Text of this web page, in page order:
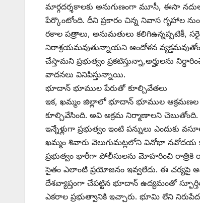
మార్గదర్శకాలకు అనుగుణంగా మూసీ, ఈసా
పేర్కొంటోంది. దీని ప్రకారం చిన్న నివాస గృహాల
రకాల పత్రాలు, అనుమతులు కలిగిఉన్నప్పటికీ,
నిరాశ్రయమవుతున్నాయని ఆందోళన
చేస్తామని ప్రభుత్వం ప్రకటిస్తున్నా,అర్హులను
వాదనలు వినిపిస్తున్నాయి.
భూదాన్‌ ‌భూముల పేరుతో కూల్చివేతలు
ఇక, ఖమ్మం జిల్లాలో భూదాన్‌ ‌భూముల ఆక్రమణల
కూల్చివేసింది. అవి అక్రమ నిర్మాణాలని చెబుతోంది.
ఇన్నేళ్లుగా ప్రభుత్వం ఇంటి పన్నులు ఎందుకు
ఖమ్మం శివారు వెలుగుమట్లలోని వినోభా నవోదయ
ప్రభుత్వం భారీగా పోలీసులను మోహరించి రాత్రికి
సైతం ఎలాంటి ప్రయోజనం ఇవ్వలేదు. ఈ చర్యపై
దేశవ్యాప్తంగా చేపట్టిన భూదాన్‌ ఉద్యమంతో
ఎకరాల ప్రభుత్వానికి ఇచ్చారు. భూమి లేని